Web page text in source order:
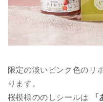
限定の淡いピンク色のリ
ります。
桜模様ののしシールは